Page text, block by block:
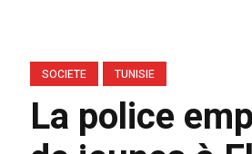
SOCIETE TUNISIE
La police